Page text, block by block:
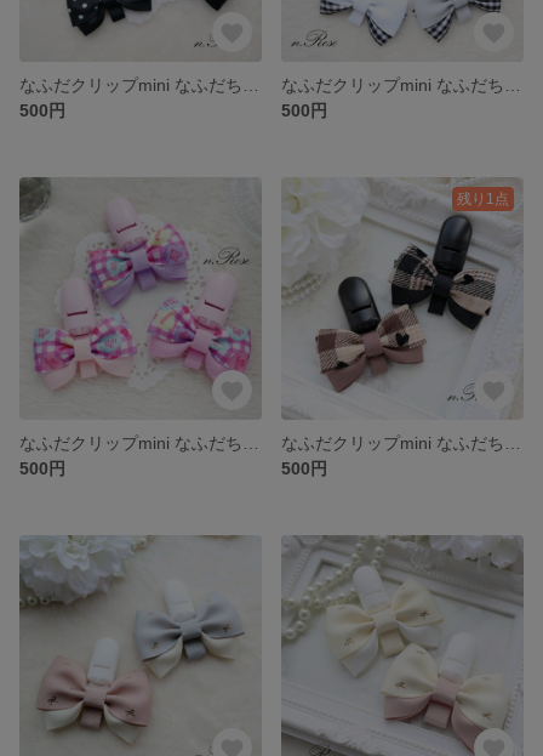
500円
500円
500円
残り1点
500円